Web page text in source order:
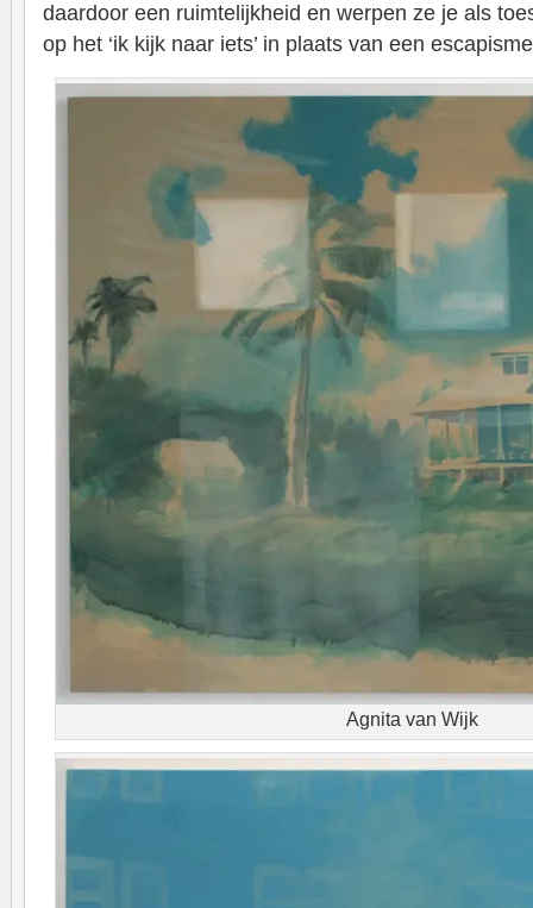
daardoor een ruimtelijkheid en werpen ze je als
op het ‘ik kijk naar iets’ in plaats van een
Agnita van Wijk